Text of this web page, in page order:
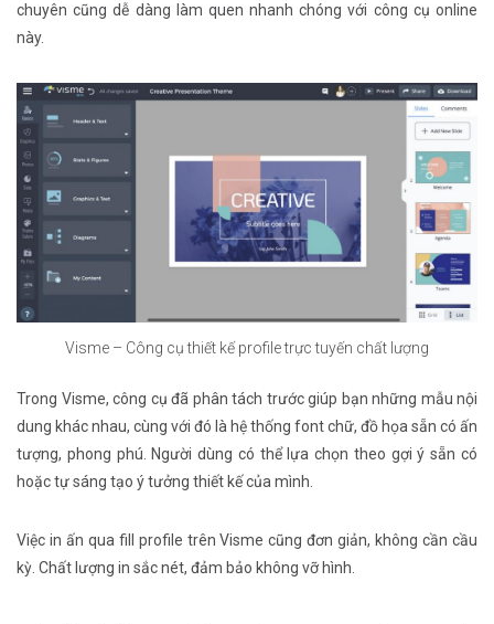
chuyên cũng dễ dàng làm quen nhanh chóng với công cụ online
này.
Visme – Công cụ thiết kế profile trực tuyến chất lượng
Trong Visme, công cụ đã phân tách trước giúp bạn những mẫu nội
dung khác nhau, cùng với đó là hệ thống font chữ, đồ họa sẵn có ấn
tượng, phong phú. Người dùng có thể lựa chọn theo gợi ý sẵn có
hoặc tự sáng tạo ý tưởng thiết kế của mình.
Việc in ấn qua fill profile trên Visme cũng đơn giản, không cần cầu
kỳ. Chất lượng in sắc nét, đảm bảo không vỡ hình.